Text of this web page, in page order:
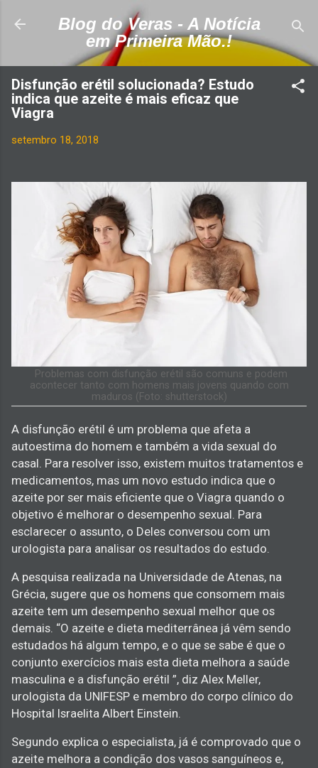
Pular para o conteúdo principal
Blog do Veras - A Notícia
em Primeira Mão.!
Disfunção erétil solucionada? Estudo
indica que azeite é mais eficaz que
Viagra
setembro 18, 2018
Problemas com disfunção erétil são comuns e podem
acontecer tanto com homens mais jovens quando com
maduros (Foto: shutterstock)
A disfunção erétil é um problema que afeta a
autoestima do homem e também a vida sexual do
casal. Para resolver isso, existem muitos tratamentos e
medicamentos, mas um novo estudo indica que o
azeite por ser mais eficiente que o Viagra quando o
objetivo é melhorar o desempenho sexual. Para
esclarecer o assunto, o Deles conversou com um
urologista para analisar os resultados do estudo.
A pesquisa realizada na Universidade de Atenas, na
Grécia, sugere que os homens que consomem mais
azeite tem um desempenho sexual melhor que os
demais. “O azeite e dieta mediterrânea já vêm sendo
estudados há algum tempo, e o que se sabe é que o
conjunto exercícios mais esta dieta melhora a saúde
masculina e a disfunção erétil ”, diz Alex Meller,
urologista da UNIFESP e membro do corpo clínico do
Hospital Israelita Albert Einstein.
Segundo explica o especialista, já é comprovado que o
azeite melhora a condição dos vasos sanguíneos e,